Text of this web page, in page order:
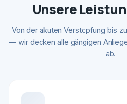
Unsere
Von der akuten Verstopfung bis
— wir decken alle gängigen
ab.